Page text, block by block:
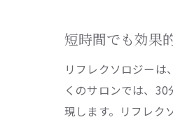
短時間でも効果
リフレクソロジー
くのサロンでは、
現します。リフレク